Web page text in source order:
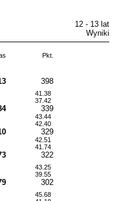
12 - 13 lat
Wyniki
Pkt.
398
41.38
37.42
339
43.44
42.40
329
42.51
41.74
322
43.25
39.55
302
45.68